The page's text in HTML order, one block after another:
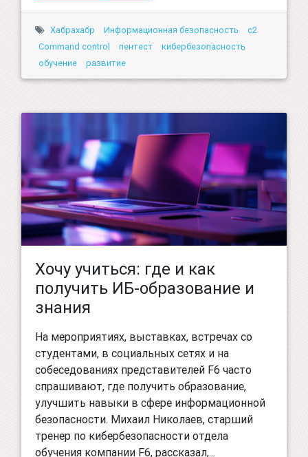
Хабрахабр Информационная безопасность
c2
Command control
пентест
кибербезопасность
обучение
развитие
Хочу учиться: где и как
получить ИБ-образование и
знания
На мероприятиях, выставках, встречах со
студентами, в социальных сетях и на
собеседованиях представителей F6 часто
спрашивают, где получить образование,
улучшить навыки в сфере информационной
безопасности. Михаил Николаев, старший
тренер по кибербезопасности отдела
обучения компании F6, рассказал,...